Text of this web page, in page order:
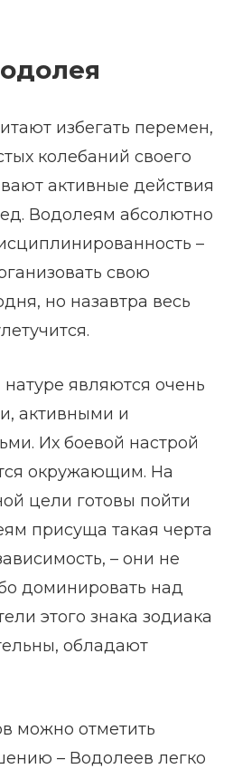
избегать перемен,
колебаний своего
активные действия
Водолеям абсолютно
–
свою
но назавтра весь
являются очень
активными и
Их боевой настрой
окружающим. На
цели готовы пойти
присуща такая черта
– они не
доминировать над
этого знака зодиака
обладают
можно отметить
– Водолеев легко